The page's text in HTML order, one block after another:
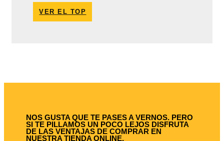
VER EL TOP
NOS GUSTA QUE TE PASES A VERNOS. PERO
SI TE PILLAMOS UN POCO LEJOS DISFRUTA
DE LAS VENTAJAS DE COMPRAR EN
NUESTRA TIENDA ONLINE.